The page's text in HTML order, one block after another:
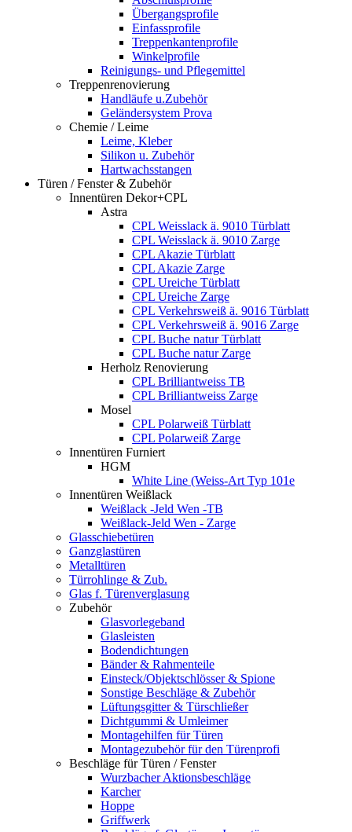
Übergangsprofile
Einfassprofile
Treppenkantenprofile
Winkelprofile
Reinigungs- und Pflegemittel
Treppenrenovierung
Handläufe u.Zubehör
Geländersystem Prova
Chemie / Leime
Leime, Kleber
Silikon u. Zubehör
Hartwachsstangen
Türen / Fenster & Zubehör
Innentüren Dekor+CPL
Astra
CPL Weisslack ä. 9010 Türblatt
CPL Weisslack ä. 9010 Zarge
CPL Akazie Türblatt
CPL Akazie Zarge
CPL Ureiche Türblatt
CPL Ureiche Zarge
CPL Verkehrsweiß ä. 9016 Türblatt
CPL Verkehrsweiß ä. 9016 Zarge
CPL Buche natur Türblatt
CPL Buche natur Zarge
Herholz Renovierung
CPL Brilliantweiss TB
CPL Brilliantweiss Zarge
Mosel
CPL Polarweiß Türblatt
CPL Polarweiß Zarge
Innentüren Furniert
HGM
White Line (Weiss-Art Typ 101e
Innentüren Weißlack
Weißlack -Jeld Wen -TB
Weißlack-Jeld Wen - Zarge
Glasschiebetüren
Ganzglastüren
Metalltüren
Türrohlinge & Zub.
Glas f. Türenverglasung
Zubehör
Glasvorlegeband
Glasleisten
Bodendichtungen
Bänder & Rahmenteile
Einsteck/Objektschlösser & Spione
Sonstige Beschläge & Zubehör
Lüftungsgitter & Türschließer
Dichtgummi & Umleimer
Montagehilfen für Türen
Montagezubehör für den Türenprofi
Beschläge für Türen / Fenster
Wurzbacher Aktionsbeschläge
Karcher
Hoppe
Griffwerk